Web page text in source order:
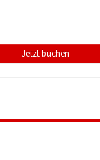
Jetzt buchen